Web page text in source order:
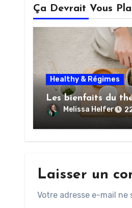
Ça Devrait Vous
Healthy & Régimes
Les bienfaits du
Melissa Helfer
Laisser un
Votre adresse e-mail ne